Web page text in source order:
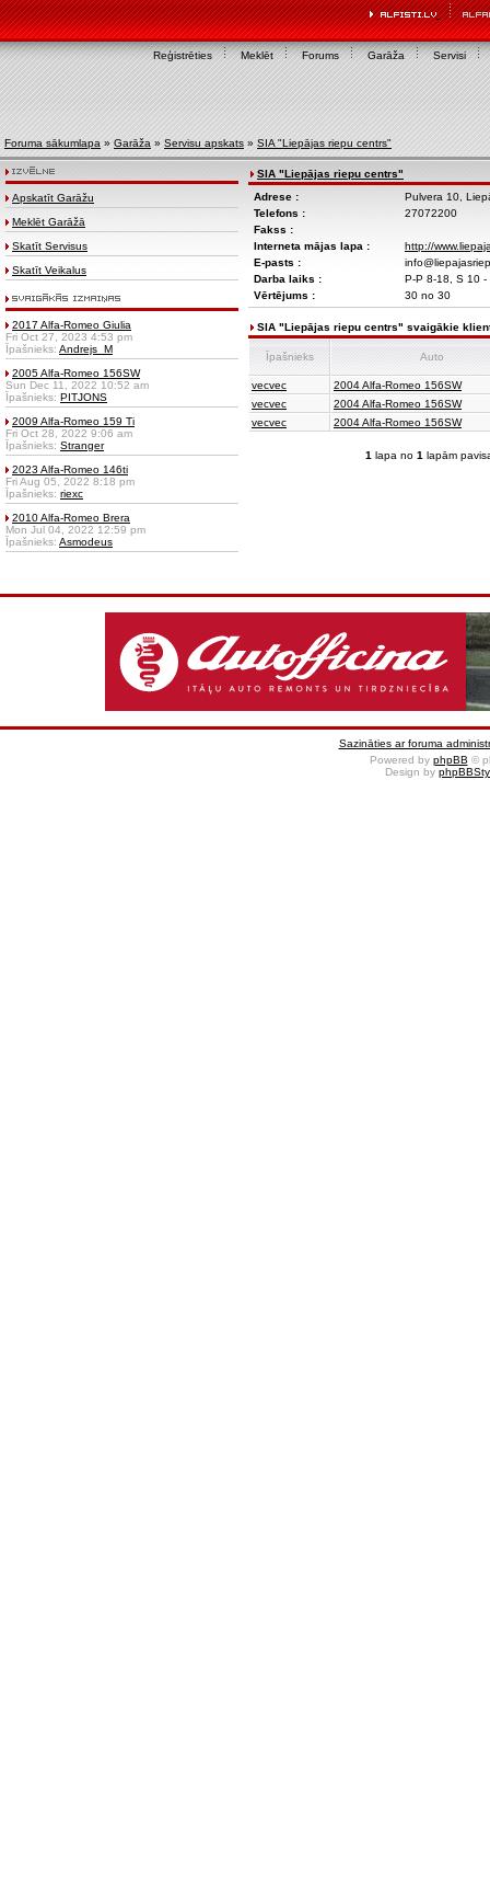
Reģistrēties Meklēt Forums Garāža Servisi
Foruma sākumlapa » Garāža » Servisu apskats » SIA "Liepājas riepu centrs"
Apskatīt Garāžu
Meklēt Garāžā
Skatīt Servisus
Skatīt Veikalus
2017 Alfa-Romeo Giulia
Fri Oct 27, 2023 4:53 pm
Īpašnieks: Andrejs_M
2005 Alfa-Romeo 156SW
Sun Dec 11, 2022 10:52 am
Īpašnieks: PITJONS
2009 Alfa-Romeo 159 Ti
Fri Oct 28, 2022 9:06 am
Īpašnieks: Stranger
2023 Alfa-Romeo 146ti
Fri Aug 05, 2022 8:18 pm
Īpašnieks: riexc
2010 Alfa-Romeo Brera
Mon Jul 04, 2022 12:59 pm
Īpašnieks: Asmodeus
SIA "Liepājas riepu centrs"
Adrese :
Pulvera 10,
Telefons :
27072200
Fakss :
Interneta mājas lapa :
http://
E-pasts :
Darba laiks :
P-P 8-18, S 10
Vērtējums :
30 no 30
SIA "Liepājas riepu centrs" svaigākie
Īpašnieks Auto
vecvec
2004 Alfa-Romeo 156SW
vecvec
2004 Alfa-Romeo 156SW
vecvec
2004 Alfa-Romeo 156SW
1 lapa no 1 lapām
Sazināties ar foruma
Powered by phpBB ©
Design by